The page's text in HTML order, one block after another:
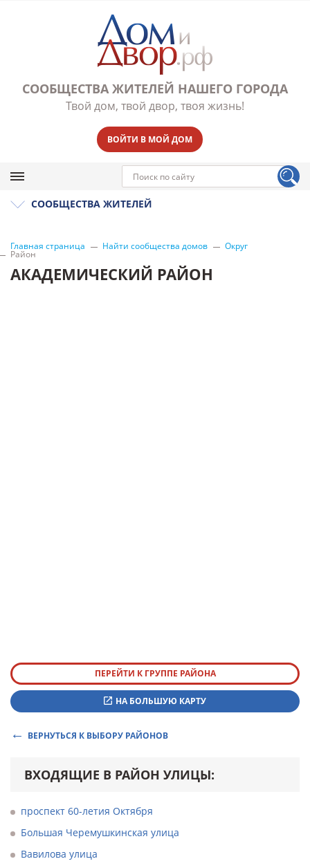
СООБЩЕСТВА ЖИТЕЛЕЙ НАШЕГО ГОРОДА
Твой дом, твой двор, твоя жизнь!
ВОЙТИ В МОЙ ДОМ
СООБЩЕСТВА ЖИТЕЛЕЙ
Главная страница Найти сообщества домов Округ
Район
АКАДЕМИЧЕСКИЙ РАЙОН
ПЕРЕЙТИ К ГРУППЕ РАЙОНА
НА БОЛЬШУЮ КАРТУ
ВЕРНУТЬСЯ К ВЫБОРУ РАЙОНОВ
ВХОДЯЩИЕ В РАЙОН УЛИЦЫ:
проспект 60-летия Октября
Большая Черемушкинская улица
Вавилова улица